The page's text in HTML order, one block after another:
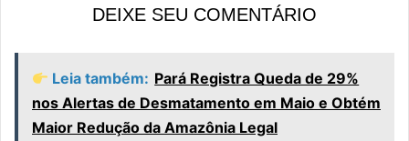
DEIXE SEU COMENTÁRIO
Leia também: Pará Registra Queda de 29%
nos Alertas de Desmatamento em Maio e Obtém
Maior Redução da Amazônia Legal